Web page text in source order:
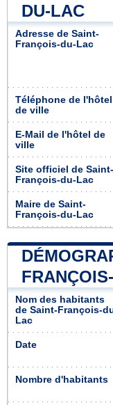
DU-LAC
Adresse de Saint-
François-du-Lac
Téléphone de l'hôtel
de ville
E-Mail de l'hôtel de
ville
Site officiel de Saint-
François-du-Lac
Maire de Saint-
François-du-Lac
Nom des habitants
de Saint-François-
Lac
Date
Nombre d'habitants